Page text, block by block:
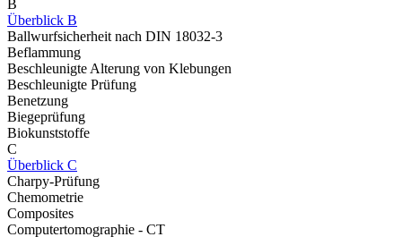
B
Überblick B
Ballwurfsicherheit nach DIN 18032-3
Beflammung
Beschleunigte Alterung von Klebungen
Beschleunigte Prüfung
Benetzung
Biegeprüfung
Biokunststoffe
C
Überblick C
Charpy-Prüfung
Chemometrie
Composites
Computertomographie - CT